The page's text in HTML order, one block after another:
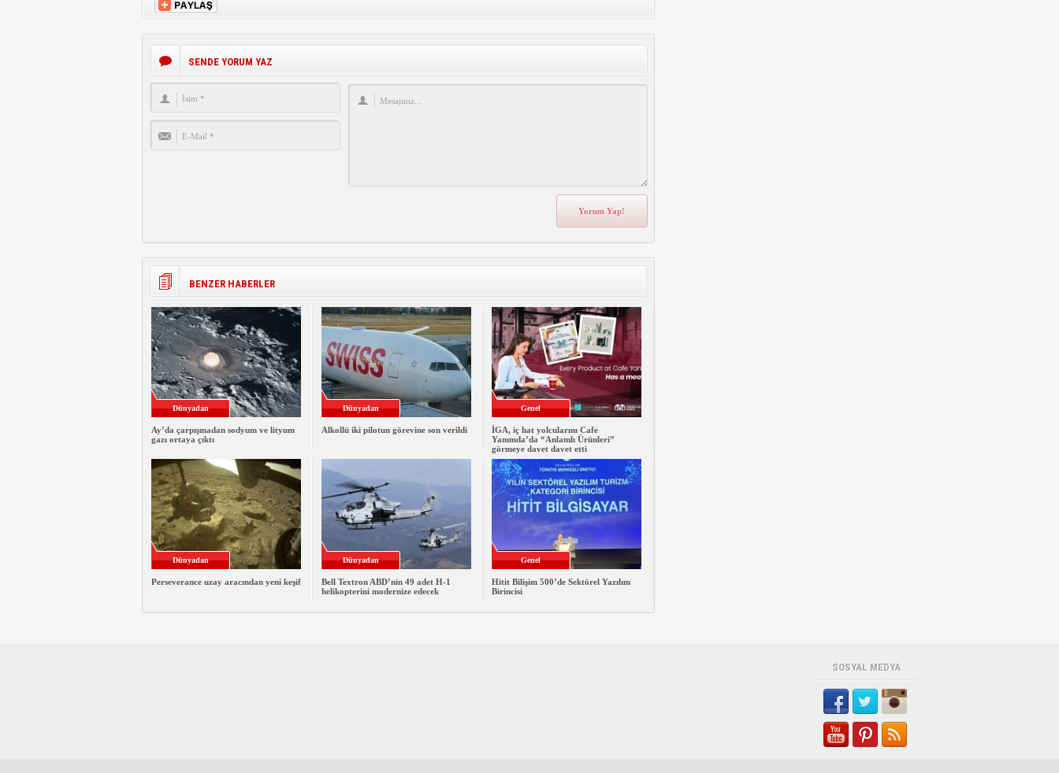
SENDE YORUM YAZ
BENZER HABERLER
Dünyadan
Ay’da çarpışmadan sodyum ve lityum
gazı ortaya çıktı
Dünyadan
Alkollü iki pilotun görevine son verildi
Genel
İGA, iç hat yolcularını Cafe
Yanımda’da “Anlamlı Ürünleri”
görmeye davet davet etti
Dünyadan
Perseverance uzay aracından yeni keşif
Dünyadan
Bell Textron ABD’nin 49 adet H-1
helikopterini modernize edecek
Genel
Hitit Bilişim 500’de Sektörel Yazılım
Birincisi
SOSYAL MEDYA